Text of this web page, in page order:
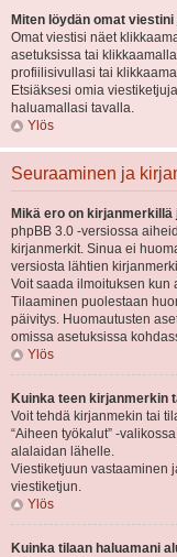
Miten löydän omat
Omat viestisi näet
asetuksissa tai
profiilisivullasi tai
Etsiäksesi omia
haluamallasi tavalla.
Ylös
Seuraaminen ja
Mikä ero on
phpBB 3.0 -versiossa
kirjanmerkit. Sinua ei
versiosta lähtien
Voit saada ilmoituksen kun
Tilaaminen puolestaan
päivitys. Huomautusten
omissa asetuksissa
Ylös
Kuinka teen kirjanmerkin
Voit tehdä kirjanmekin tai
“Aiheen työkalut” -
alalaidan lähelle.
Viestiketjuun vastaaminen
viestiketjun.
Ylös
Kuinka tilaan haluamani